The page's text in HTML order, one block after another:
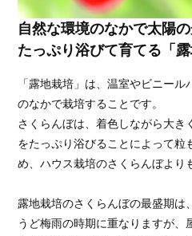
自然な環境のなかで太陽
たっぷり浴びて育てる「露
「露地栽培」は、温室やビニー
のなかで栽培することです。
さくらんぼは、着色しながら大き
をたっぷり浴びることによって粒
め、ハウス栽培のさくらんぼより
露地栽培のさくらんぼの最盛期は
うど梅雨の時期に重なりますが、